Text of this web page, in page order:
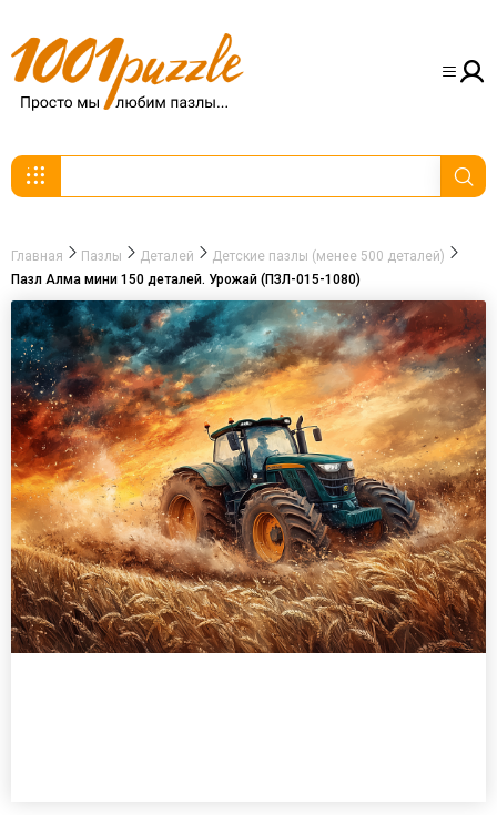
Главная Пазлы Деталей
Детские пазлы (менее 500 деталей)
Пазл Алма мини 150 деталей. Урожай (ПЗЛ-015-1080)